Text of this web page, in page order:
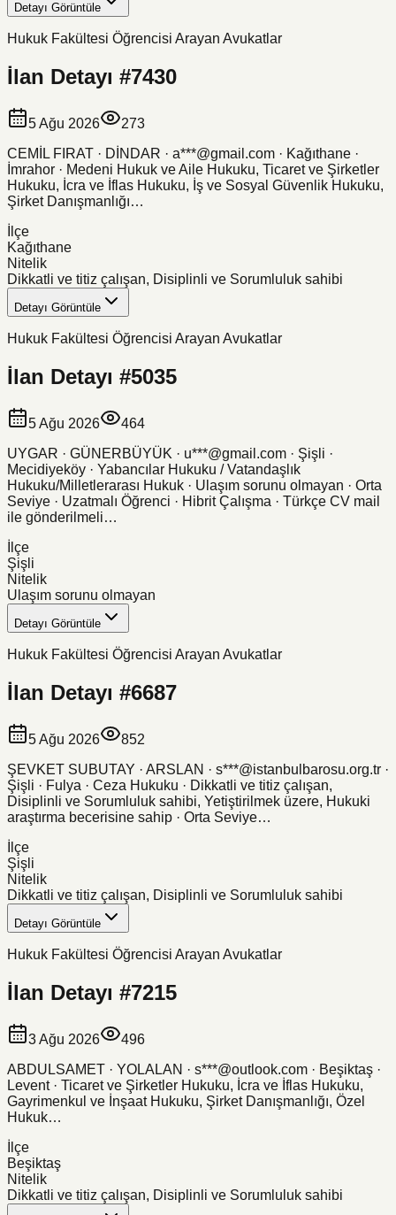
Detayı Görüntüle
Hukuk Fakültesi Öğrencisi Arayan Avukatlar
İlan Detayı #7430
5 Ağu 2026
273
CEMİL FIRAT · DİNDAR · a***@gmail.com · Kağıthane ·
İmrahor · Medeni Hukuk ve Aile Hukuku, Ticaret ve Şirketler
Hukuku, İcra ve İflas Hukuku, İş ve Sosyal Güvenlik Hukuku,
Şirket Danışmanlığı…
İlçe
Kağıthane
Nitelik
Dikkatli ve titiz çalışan, Disiplinli ve Sorumluluk sahibi
Detayı Görüntüle
Hukuk Fakültesi Öğrencisi Arayan Avukatlar
İlan Detayı #5035
5 Ağu 2026
464
UYGAR · GÜNERBÜYÜK · u***@gmail.com · Şişli ·
Mecidiyeköy · Yabancılar Hukuku / Vatandaşlık
Hukuku/Milletlerarası Hukuk · Ulaşım sorunu olmayan · Orta
Seviye · Uzatmalı Öğrenci · Hibrit Çalışma · Türkçe CV mail
ile gönderilmeli…
İlçe
Şişli
Nitelik
Ulaşım sorunu olmayan
Detayı Görüntüle
Hukuk Fakültesi Öğrencisi Arayan Avukatlar
İlan Detayı #6687
5 Ağu 2026
852
ŞEVKET SUBUTAY · ARSLAN · s***@istanbulbarosu.org.tr ·
Şişli · Fulya · Ceza Hukuku · Dikkatli ve titiz çalışan,
Disiplinli ve Sorumluluk sahibi, Yetiştirilmek üzere, Hukuki
araştırma becerisine sahip · Orta Seviye…
İlçe
Şişli
Nitelik
Dikkatli ve titiz çalışan, Disiplinli ve Sorumluluk sahibi
Detayı Görüntüle
Hukuk Fakültesi Öğrencisi Arayan Avukatlar
İlan Detayı #7215
3 Ağu 2026
496
ABDULSAMET · YOLALAN · s***@outlook.com · Beşiktaş ·
Levent · Ticaret ve Şirketler Hukuku, İcra ve İflas Hukuku,
Gayrimenkul ve İnşaat Hukuku, Şirket Danışmanlığı, Özel
Hukuk…
İlçe
Beşiktaş
Nitelik
Dikkatli ve titiz çalışan, Disiplinli ve Sorumluluk sahibi